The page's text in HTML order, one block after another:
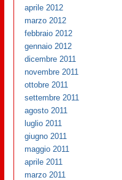
aprile 2012
marzo 2012
febbraio 2012
gennaio 2012
dicembre 2011
novembre 2011
ottobre 2011
settembre 2011
agosto 2011
luglio 2011
giugno 2011
maggio 2011
aprile 2011
marzo 2011